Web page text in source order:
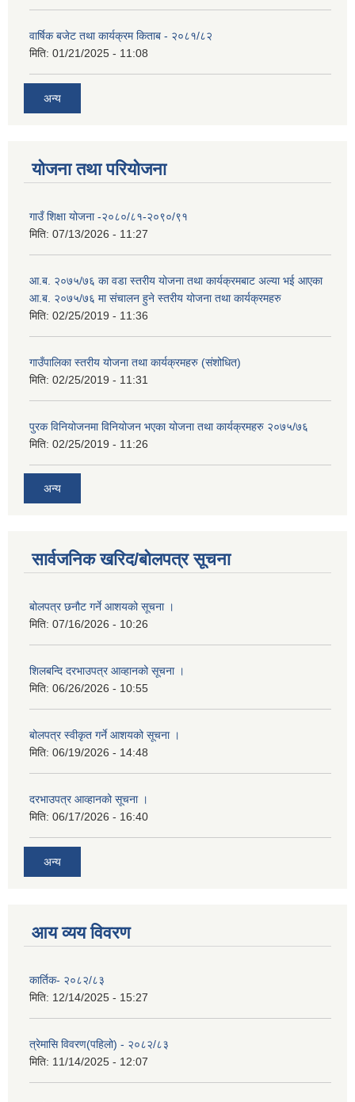
वार्षिक बजेट तथा कार्यक्रम किताब - २०८१/८२
मिति: 01/21/2025 - 11:08
अन्य
योजना तथा परियोजना
गाउँ शिक्षा योजना -२०८०/८१-२०९०/९१
मिति: 07/13/2026 - 11:27
आ.ब. २०७५/७६ का वडा स्तरीय योजना तथा कार्यक्रमबाट अल्या भई आएका
आ.ब. २०७५/७६ मा स‌ंचालन हुने स्तरीय योजना तथा कार्यक्रमहरु
मिति: 02/25/2019 - 11:36
गाउँपालिका स्तरीय योजना तथा कार्यक्रमहरु (स‌ंशोधित)
मिति: 02/25/2019 - 11:31
पुरक विनियोजनमा विनियोजन भएका योजना तथा कार्यक्रमहरु २०७५/७६
मिति: 02/25/2019 - 11:26
अन्य
सार्वजनिक खरिद/बोलपत्र सूचना
बोलपत्र छनौट गर्ने आशयको सूचना ।
मिति: 07/16/2026 - 10:26
शिलबन्दि दरभाउपत्र आव्हानको सूचना ।
मिति: 06/26/2026 - 10:55
बोलपत्र स्वीकृत गर्ने आशयको सूचना ।
मिति: 06/19/2026 - 14:48
दरभाउपत्र आव्हानको सूचना ।
मिति: 06/17/2026 - 16:40
अन्य
आय व्यय विवरण
कार्तिक- २०८२/८३
मिति: 12/14/2025 - 15:27
त्रेमासि विवरण(पहिलो) - २०८२/८३
मिति: 11/14/2025 - 12:07